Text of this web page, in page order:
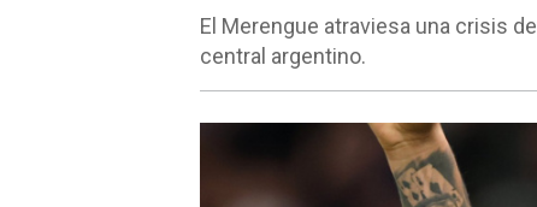
El Merengue atraviesa una crisis
central argentino.